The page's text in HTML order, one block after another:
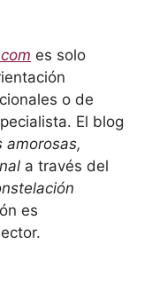
es solo
o de
El blog
amorosas,
a través del
es